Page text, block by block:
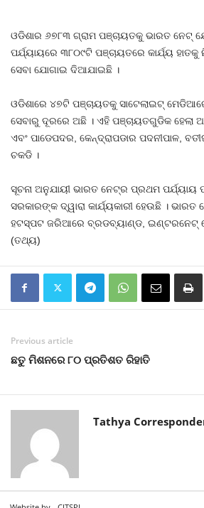
ଓଡିଶାର ୬୭୮୩ ଗ୍ରାମ ପଞ୍ଚାୟତକୁ ଭାରତ ନେଟ୍‍
ପର୍ଯ୍ୟାୟରେ ୩୮୦୯ଟି ପଞ୍ଚାୟତରେ କାର୍ଯ୍ୟ
ସେବା ଯୋଗାଇ ଦିଆଯାଇଛି ।
ଓଡିଶାରେ ୪୭ଟି ପଞ୍ଚାୟତକୁ ସାଟେଲାଇଟ୍‍
ସେବାରୁ ଦୂରରେ ଅଛି । ଏହି ପଞ୍ଚାୟତଗୁଡିକ ହେଲା
ଏବଂ ପାଡେପଦର, କେନ୍ଦ୍ରାପଡାର ପଦନୀପାଳ,
ଚକଡି ।
ସୂଚନା ଅନୁଯାୟୀ ଭାରତ ନେଟ୍‍ର ପ୍ରଥମ
ସରକାରଙ୍କ ଦ୍ୱାରା କାର୍ଯ୍ୟକାରୀ ହେଉଛି ।
ହଟସ୍ପଟ ଜରିଆରେ ବ୍ରଡବ୍ୟାଣ୍ଡ, ଇଣ୍ଟରନେଟ୍‍
(ତଥ୍ୟ)
Previous article
ଛତୁ ମିଶନରେ ୮୦ ପ୍ରତିଶତ ରିହାତି
Tathya